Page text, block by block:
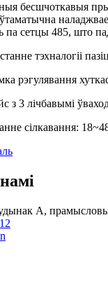
бесшчоткавыя
па сетцы 485, што
тэхналогіі
рэгулявання
з 3 лічбавымі
сілкавання:
А,